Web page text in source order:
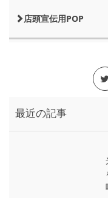
店頭宣伝用POP
最近の記事